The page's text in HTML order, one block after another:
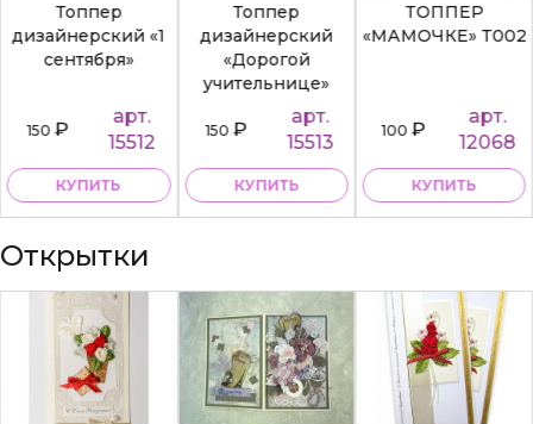
Топпер
дизайнерский «1
сентября»
150₽
арт.
15512
КУПИТЬ
Топпер
дизайнерский
«Дорогой
учительнице»
150₽
арт.
15513
КУПИТЬ
ТОППЕР
«МАМОЧКЕ» Т002
100₽
арт.
12068
КУПИТЬ
Открытки